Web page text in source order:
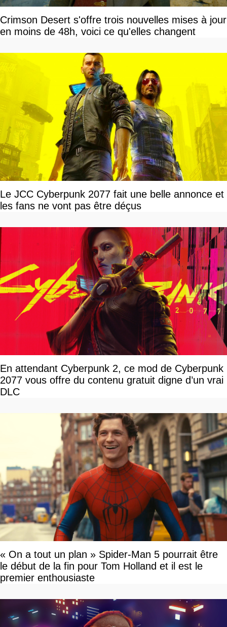
Crimson Desert s'offre trois nouvelles mises à jour
en moins de 48h, voici ce qu'elles changent
Le JCC Cyberpunk 2077 fait une belle annonce et
les fans ne vont pas être déçus
En attendant Cyberpunk 2, ce mod de Cyberpunk
2077 vous offre du contenu gratuit digne d’un vrai
DLC
« On a tout un plan » Spider-Man 5 pourrait être
le début de la fin pour Tom Holland et il est le
premier enthousiaste